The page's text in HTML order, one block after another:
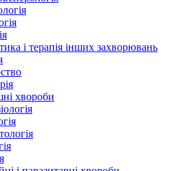
і терапія інших захворювань
хвороби